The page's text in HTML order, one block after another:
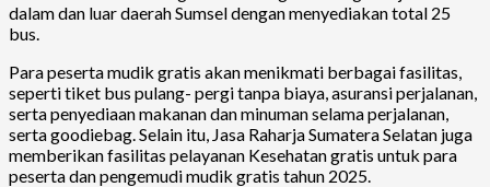
dalam dan luar daerah Sumsel dengan menyediakan total 25
bus.
Para peserta mudik gratis akan menikmati berbagai fasilitas,
seperti tiket bus pulang- pergi tanpa biaya, asuransi perjalanan,
serta penyediaan makanan dan minuman selama perjalanan,
serta goodiebag. Selain itu, Jasa Raharja Sumatera Selatan juga
memberikan fasilitas pelayanan Kesehatan gratis untuk para
peserta dan pengemudi mudik gratis tahun 2025.